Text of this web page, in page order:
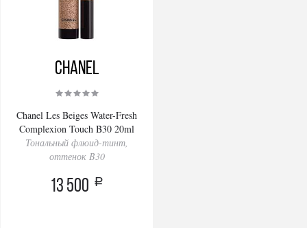
Chanel
Chanel Les Beiges Water-Fresh
Complexion Touch B30 20ml
Тональный флюид-тинт,
оттенок B30
13 500 a